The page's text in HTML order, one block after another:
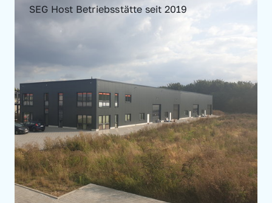
SEG Host Betriebsstätte seit 2019